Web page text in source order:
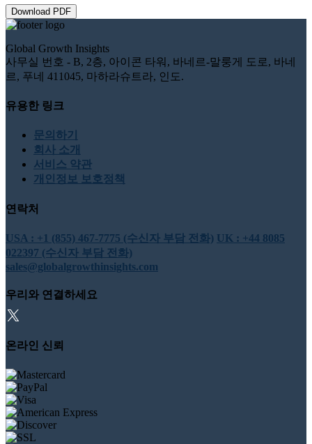
Download PDF
Global Growth Insights
사무실 번호 - B, 2층, 아이콘 타워, 바네르-말룽게 도로, 바네
르, 푸네 411045, 마하라슈트라, 인도.
유용한 링크
문의하기
회사 소개
서비스 약관
개인정보 보호정책
연락처
USA : +1 (855) 467-7775 (수신자 부담 전화) UK : +44 8085
022397 (수신자 부담 전화)
sales@globalgrowthinsights.com
우리와 연결하세요
온라인 신뢰